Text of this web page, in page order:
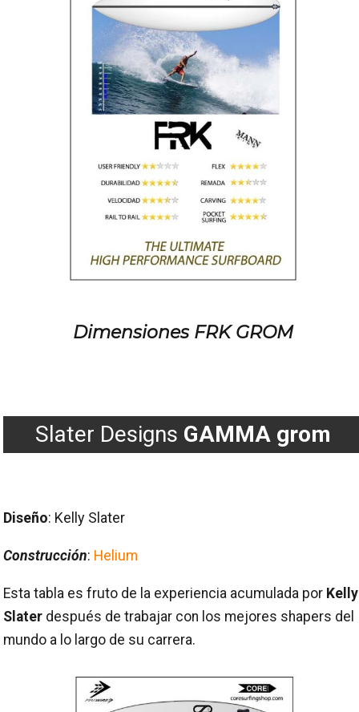
Dimensiones FRK GROM
Slater Designs GAMMA grom
Diseño: Kelly Slater
Construcción: Helium
Esta tabla es fruto de la experiencia acumulada por Kelly
Slater después de trabajar con los mejores shapers del
mundo a lo largo de su carrera.